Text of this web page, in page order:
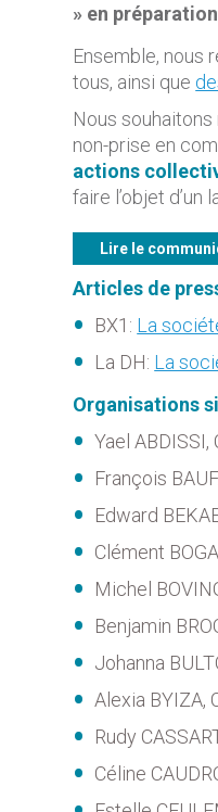
» en
Ensemble, nous
tous, ainsi que
Nous souhaitons
non-prise en
actions
faire l’objet d’un
Lire le
Articles de
BX1: La
La DH: La
Organisations
Yael
François
Edward
Clément
Michel
Benjamin
Johanna
Alexia BYIZA,
Rudy
Céline